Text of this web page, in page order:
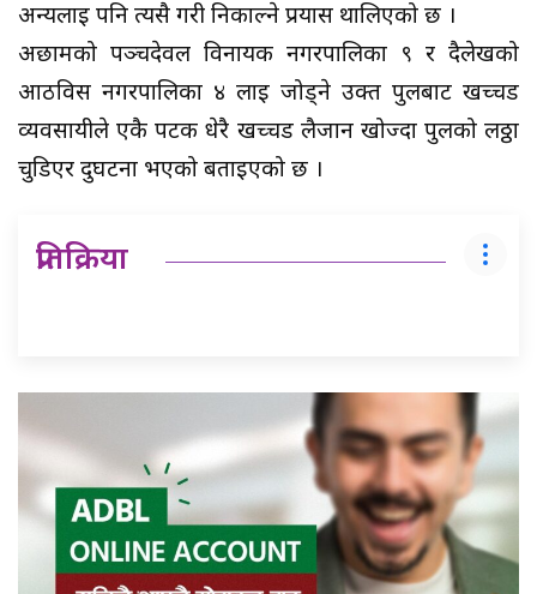
अन्यलाई पनि त्यसै गरी निकाल्ने प्रयास थालिएको छ ।
अछामको पञ्चदेवल विनायक नगरपालिका ९ र दैलेखको
आठविस नगरपालिका ४ लाई जोड्ने उक्त पुलबाट खच्चड
व्यवसायीले एकै पटक धेरै खच्चड लैजान खोज्दा पुलको लठ्ठा
चुडिएर दुर्घटना भएको बताईएको छ ।
प्रतिक्रिया